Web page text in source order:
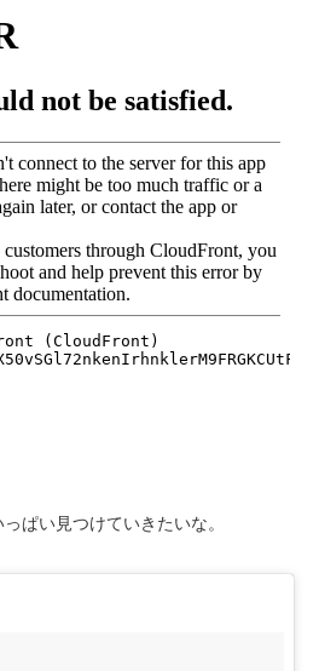
ぱい見つけていきたいな。